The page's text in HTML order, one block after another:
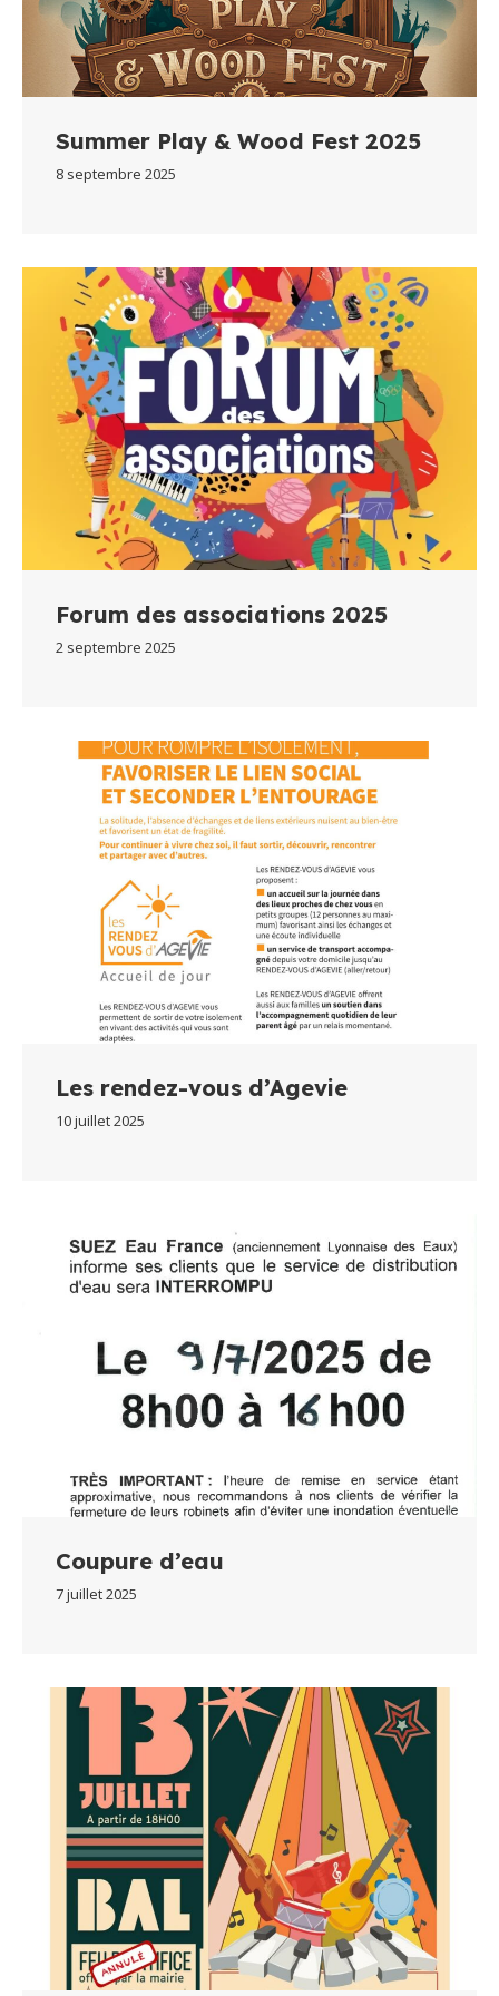
Summer Play & Wood Fest 2025
8 septembre 2025
Forum des associations 2025
2 septembre 2025
Les rendez-vous d’Agevie
10 juillet 2025
Coupure d’eau
7 juillet 2025